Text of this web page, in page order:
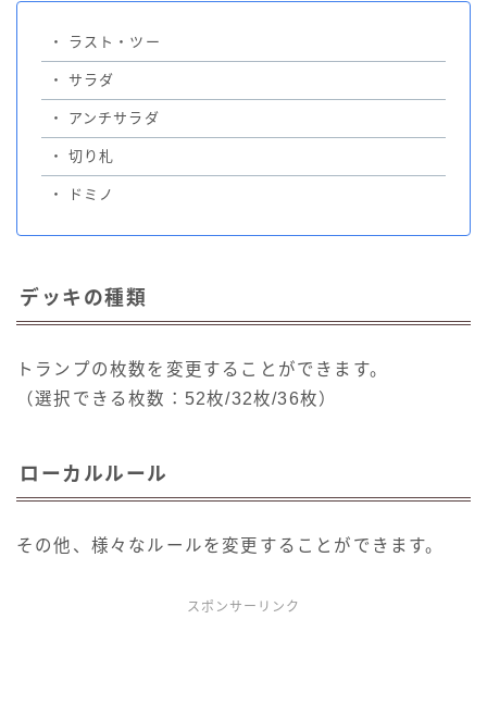
・ ラスト・ツー
・ サラダ
・ アンチサラダ
・ 切り札
・ ドミノ
デッキの種類
トランプの枚数を変更することができます。
（選択できる枚数：52枚/32枚/36枚）
ローカルルール
その他、様々なルールを変更することができます。
スポンサーリンク